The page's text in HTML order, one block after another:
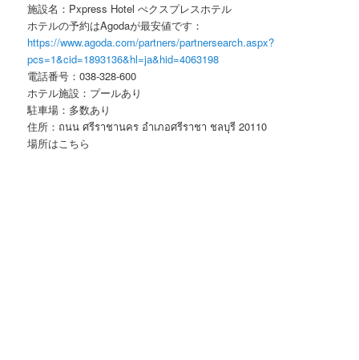
施設名：Pxpress Hotel ぺクスプレスホテル
ホテルの予約はAgodaが最安値です ：
https://www.agoda.com/partners/partnersearch.aspx?
pcs=1&cid=1893136&hl=ja&hid=4063198
電話番号：038-328-600
ホテル施設：プールあり
駐車場：多数あり
住所：ถนน ศรีราชานคร อำเภอศรีราชา ชลบุรี 20110
場所はこちら